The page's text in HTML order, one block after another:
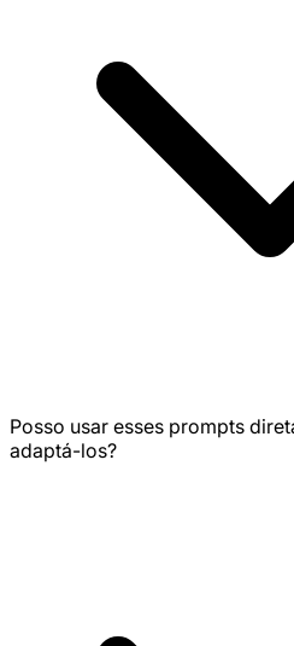
Posso usar esses prompts
adaptá-los?